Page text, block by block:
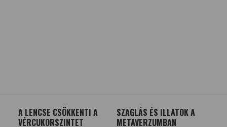
A LENCSE CSÖKKENTI A
VÉRCUKORSZINTET
SZAGLÁS ÉS ILLATOK A
METAVERZUMBAN